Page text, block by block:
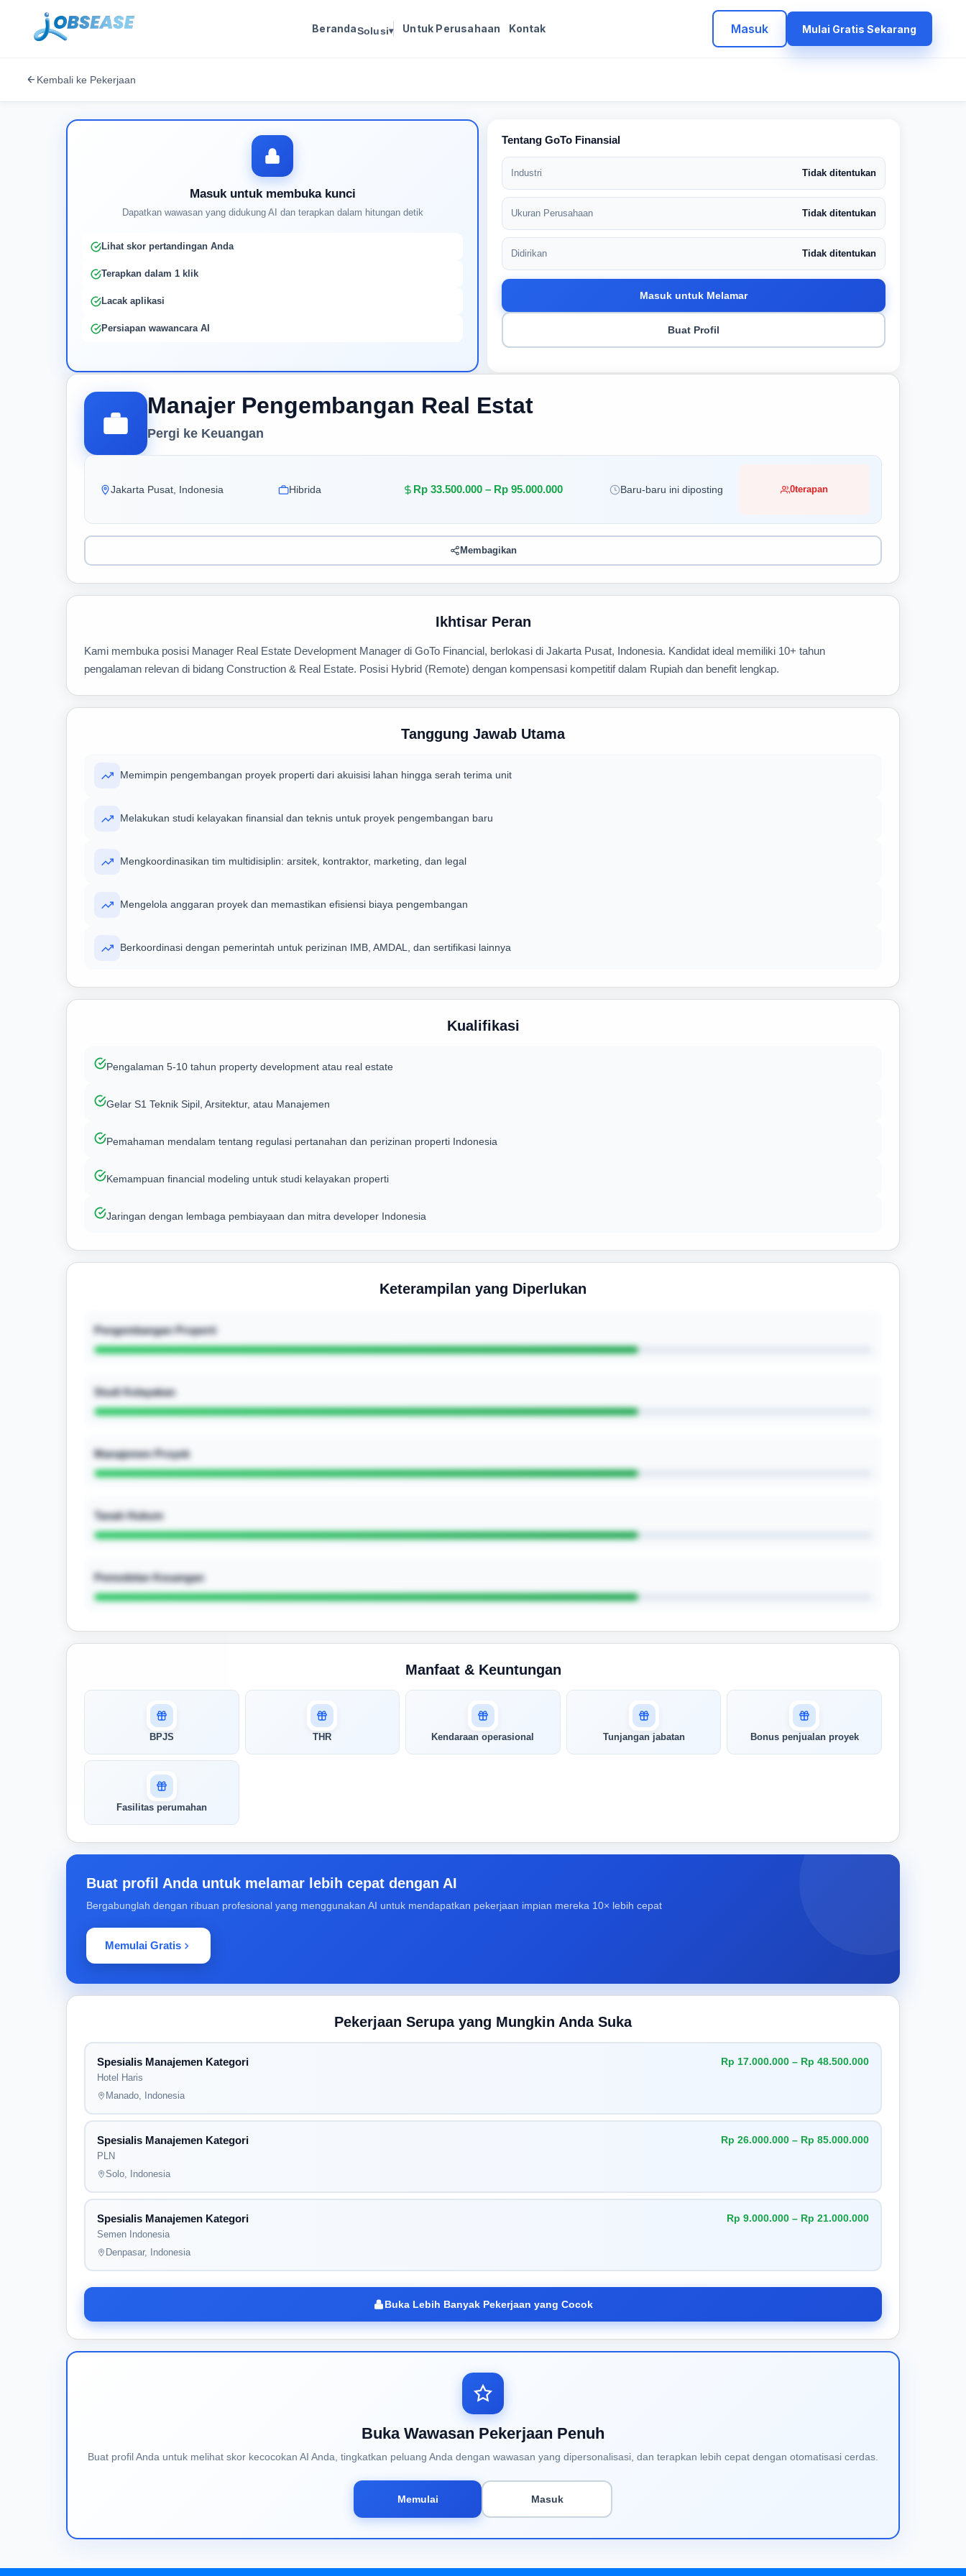
BerandaSolusi▾ Untuk Perusahaan Kontak Masuk Mulai Gratis Sekarang
Kembali ke Pekerjaan
Manajer Pengembangan Real Estat
Pergi ke Keuangan
Jakarta Pusat, Indonesia Hibrida Rp 33.500.000 – Rp 95.000.000 Baru-baru ini diposting 0terapan
Membagikan
Ikhtisar Peran
Kami membuka posisi Manager Real Estate Development Manager di GoTo Financial, berlokasi di Jakarta Pusat, Indonesia. Kandidat ideal memiliki 10+ tahun
pengalaman relevan di bidang Construction & Real Estate. Posisi Hybrid (Remote) dengan kompensasi kompetitif dalam Rupiah dan benefit lengkap.
Tanggung Jawab Utama
Memimpin pengembangan proyek properti dari akuisisi lahan hingga serah terima unit
Melakukan studi kelayakan finansial dan teknis untuk proyek pengembangan baru
Mengkoordinasikan tim multidisiplin: arsitek, kontraktor, marketing, dan legal
Mengelola anggaran proyek dan memastikan efisiensi biaya pengembangan
Berkoordinasi dengan pemerintah untuk perizinan IMB, AMDAL, dan sertifikasi lainnya
Kualifikasi
Pengalaman 5-10 tahun property development atau real estate
Gelar S1 Teknik Sipil, Arsitektur, atau Manajemen
Pemahaman mendalam tentang regulasi pertanahan dan perizinan properti Indonesia
Kemampuan financial modeling untuk studi kelayakan properti
Jaringan dengan lembaga pembiayaan dan mitra developer Indonesia
Keterampilan yang Diperlukan
Pengembangan Properti
Studi Kelayakan
Manajemen Proyek
Tanah Hukum
Pemodelan Keuangan
pertandingan AI Anda
AI kami menganalisis profil Anda dan
menunjukkan seberapa cocok keahlian
Anda dengan peran ini
Buka Kunci Skor Pertandingan
Manfaat & Keuntungan
BPJS THR Kendaraan operasional Tunjangan jabatan Bonus penjualan proyek
Fasilitas perumahan
Buat profil Anda untuk melamar lebih cepat dengan AI
Bergabunglah dengan ribuan profesional yang menggunakan AI untuk mendapatkan pekerjaan impian mereka 10× lebih cepat
Memulai Gratis
Pekerjaan Serupa yang Mungkin Anda Suka
Spesialis Manajemen Kategori
Hotel Haris
Rp 17.000.000 – Rp 48.500.000
Manado, Indonesia
Spesialis Manajemen Kategori
PLN
Rp 26.000.000 – Rp 85.000.000
Solo, Indonesia
Spesialis Manajemen Kategori
Semen Indonesia
Rp 9.000.000 – Rp 21.000.000
Denpasar, Indonesia
Buka Lebih Banyak Pekerjaan yang Cocok
Buka Wawasan Pekerjaan Penuh
Buat profil Anda untuk melihat skor kecocokan AI Anda, tingkatkan peluang Anda dengan wawasan yang dipersonalisasi, dan terapkan lebih cepat dengan otomatisasi cerdas.
Memulai Masuk
Masuk untuk membuka kunci
Dapatkan wawasan yang didukung AI dan terapkan dalam hitungan detik
Lihat skor pertandingan Anda
Terapkan dalam 1 klik
Lacak aplikasi
Persiapan wawancara AI
Tentang GoTo Finansial
Industri Tidak ditentukan
Ukuran Perusahaan Tidak ditentukan
Didirikan Tidak ditentukan
Masuk untuk Melamar
Buat Profil